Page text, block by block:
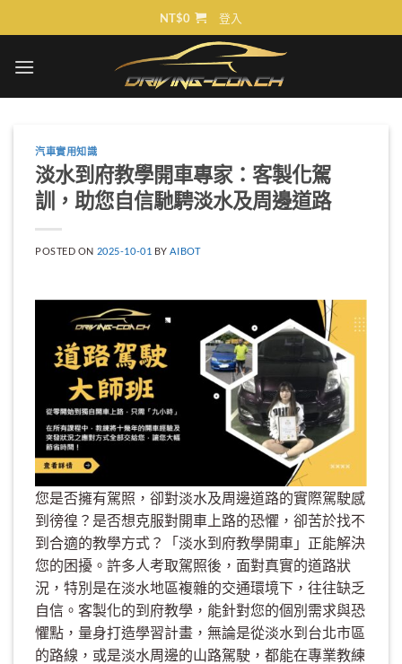
to
NT$0 登入
汽車實用知識
淡水到府教學開車專家：客製化駕
訓，助您自信馳騁淡水及周邊道路
POSTED ON 2025-10-01 BY AIBOT
您是否擁有駕照，卻對淡水及周邊道路的實際駕駛感
到徬徨？是否想克服對開車上路的恐懼，卻苦於找不
到合適的教學方式？「淡水到府教學開車」正能解決
您的困擾。許多人考取駕照後，面對真實的道路狀
況，特別是在淡水地區複雜的交通環境下，往往缺乏
自信。客製化的到府教學，能針對您的個別需求與恐
懼點，量身打造學習計畫，無論是從淡水到台北市區
的路線，或是淡水周邊的山路駕駛，都能在專業教練